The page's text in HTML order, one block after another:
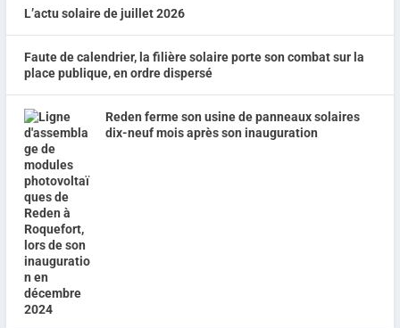
L’actu solaire de juillet 2026
Faute de calendrier, la filière solaire porte son combat sur la
place publique, en ordre dispersé
Reden ferme son usine de panneaux solaires
dix-neuf mois après son inauguration